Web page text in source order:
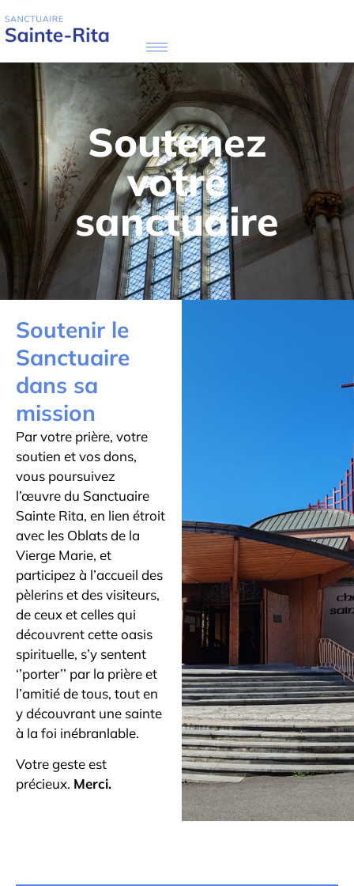
Soutenez
votre
sanctuaire
Soutenir le
Sanctuaire
dans sa
mission
Par votre prière, votre
soutien et vos dons,
vous poursuivez
l’œuvre du Sanctuaire
Sainte Rita, en lien étroit
avec les Oblats de la
Vierge Marie, et
participez à l’accueil des
pèlerins et des visiteurs,
de ceux et celles qui
découvrent cette oasis
spirituelle, s’y sentent
‘’porter’’ par la prière et
l’amitié de tous, tout en
y découvrant une sainte
à la foi inébranlable.
Votre geste est
précieux. Merci.